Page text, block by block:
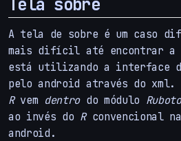
Tela sobre
A tela de sobre é um caso
mais difícil até encontrar a
está utilizando a interface
pelo android através do xml.
Rvem dentrodo módulo Ruboto
ao invés do Rconvencional na
android.